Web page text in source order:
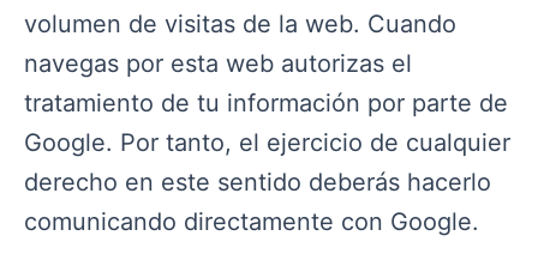
volumen de visitas de la web. Cuando
navegas por esta web autorizas el
tratamiento de tu información por parte de
Google. Por tanto, el ejercicio de cualquier
derecho en este sentido deberás hacerlo
comunicando directamente con Google.